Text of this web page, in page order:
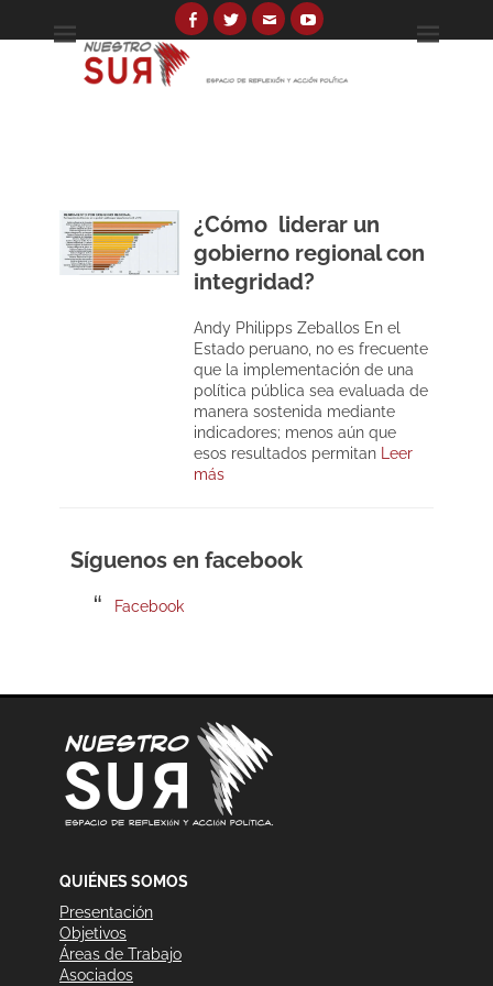
Facebook
TwitterEmailYouTube
Espacio de reflexión y acción política
¿Cómo liderar un
gobierno regional con
integridad?
Andy Philipps Zeballos En el
Estado peruano, no es frecuente
que la implementación de una
política pública sea evaluada de
manera sostenida mediante
indicadores; menos aún que
esos resultados permitan
Leer
más
Síguenos en facebook
Facebook
QUIÉNES SOMOS
Presentación
Objetivos
Áreas de Trabajo
Asociados